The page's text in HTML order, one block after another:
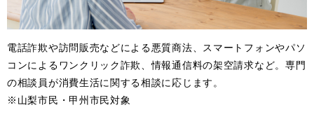
電話詐欺や訪問販売などによる悪質商法、スマートフォンやパソ
コンによるワンクリック詐欺、情報通信料の架空請求など。専門
の相談員が消費生活に関する相談に応じます。
※山梨市民・甲州市民対象